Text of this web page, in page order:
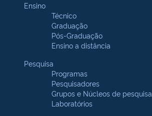
Ensino
Técnico
Graduação
Pós-Graduação
Ensino a distância
Pesquisa
Programas
Pesquisadores
Grupos e Núcleos de pesquisa
Laboratórios